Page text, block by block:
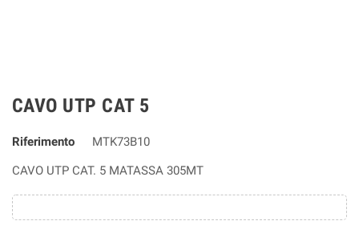
CAVO UTP CAT 5
Riferimento
MTK73B10
CAVO UTP CAT. 5 MATASSA 305MT